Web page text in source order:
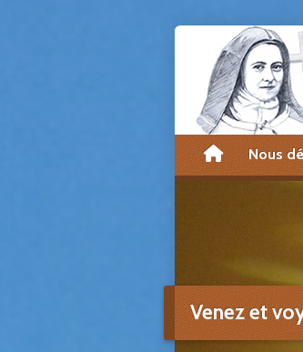
accueil
Nous
Venez et